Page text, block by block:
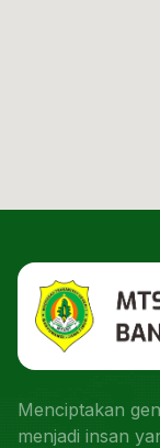
Menciptakan
menjadi insan